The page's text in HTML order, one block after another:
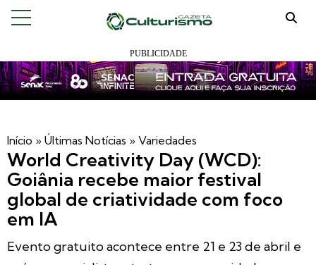
Início » Últimas Notícias » Variedades
World Creativity Day (WCD):
Goiânia recebe maior festival
global de criatividade com foco
em IA
Evento gratuito acontece entre 21 e 23 de abril e